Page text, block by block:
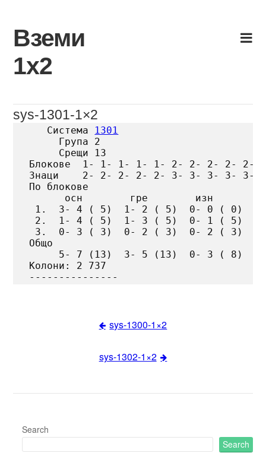
content
Вземи
1х2
sys-1301-1×2
   Система
1301
     Група 2
     Срещи 13
Блокове  1- 1- 1- 1- 1- 2- 2- 2- 2- 2-
Знаци    2- 2- 2- 2- 2- 3- 3- 3- 3- 3-
По блокове
      осн        гре        изн
1.  3- 4 ( 5)  1- 2 ( 5)  0- 0 ( 0)
2.  1- 4 ( 5)  1- 3 ( 5)  0- 1 ( 5)
3.  0- 3 ( 3)  0- 2 ( 3)  0- 2 ( 3)
Общо
     5- 7 (13)  3- 5 (13)  0- 3 ( 8)
Колони: 2 737
sys-1300-1×2
sys-1302-1×2
Search
Search